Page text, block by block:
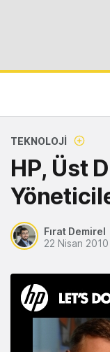
TEKNOLOJI
HP, Üst
Fırat Demirel
22 Nisan 2010